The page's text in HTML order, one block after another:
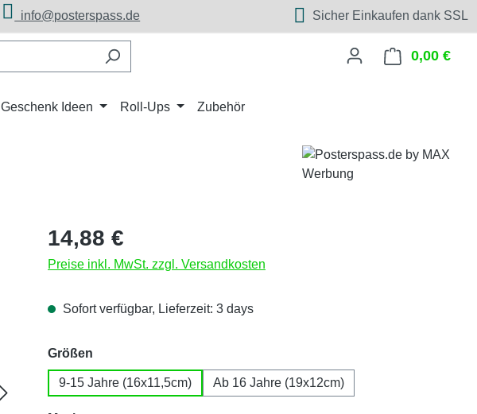
info@posterspass.de Sicher Einkaufen dank SSL
0,00 €
Geschenk Ideen Roll-Ups Zubehör
Regulärer Preis:
14,88 €
Preise inkl. MwSt. zzgl. Versandkosten
Sofort verfügbar, Lieferzeit: 3 days
Größen
9-15 Jahre (16x11,5cm) Ab 16 Jahre (19x12cm)